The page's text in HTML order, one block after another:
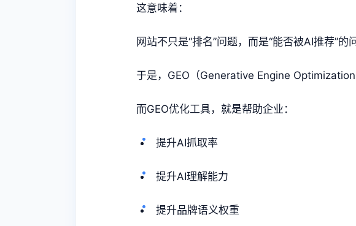
这意味着：
网站不只是“排名”问题，而是“能否被AI推荐”的
于是，GEO（Generative Engine
而GEO优化工具，就是帮助企业：
提升AI抓取率
提升AI理解能力
提升品牌语义权重